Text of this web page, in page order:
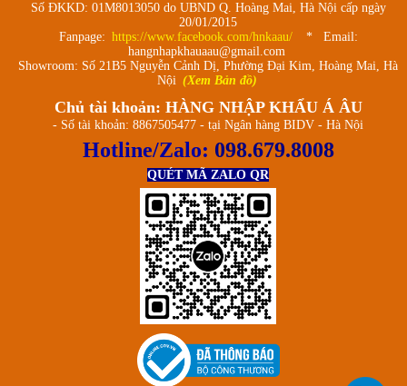
Số ĐKKD: 01M8013050 do UBND Q. Hoàng Mai, Hà Nội cấp ngày
20/01/2015
Fanpage: https://www.facebook.com/hnkaau/
* Email:
hangnhapkhauaau@gmail.com
Showroom: Số 21B5 Nguyễn Cảnh Dị, Phường Đại Kim, Hoàng Mai, Hà
Nội (Xem Bản đồ)
Chủ tài khoản: HÀNG NHẬP KHẨU Á ÂU
- Số tài khoản: 8867505477 - tại Ngân hàng BIDV - Hà Nội
Hotline/Zalo: 098.679.8008
QUÉT MÃ ZALO QR